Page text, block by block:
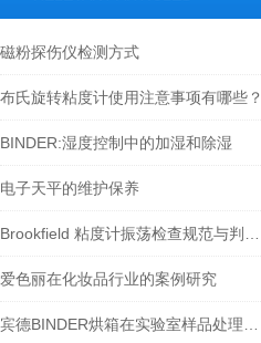
磁粉探伤仪检测方式
布氏旋转粘度计使用注意事项有哪些？
BINDER:湿度控制中的加湿和除湿
电子天平的维护保养
爱色丽在化妆品行业的案例研究